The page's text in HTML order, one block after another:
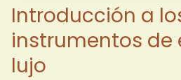
Introducción a
instrumentos de
lujo